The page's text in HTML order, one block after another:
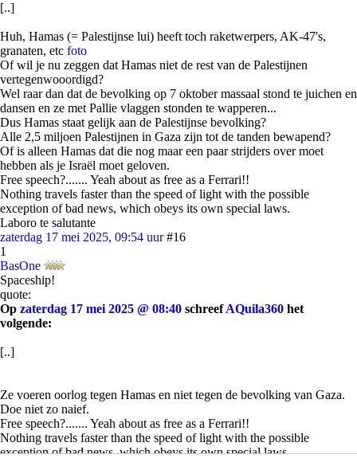
[..]
Huh, Hamas (= Palestijnse lui) heeft toch raketwerpers, AK-47's,
granaten, etc foto
Of wil je nu zeggen dat Hamas niet de rest van de Palestijnen
vertegenwooordigd?
Wel raar dan dat de bevolking op 7 oktober massaal stond te juichen en
dansen en ze met Pallie vlaggen stonden te wapperen...
Dus Hamas staat gelijk aan de Palestijnse bevolking?
Alle 2,5 miljoen Palestijnen in Gaza zijn tot de tanden bewapend?
Of is alleen Hamas dat die nog maar een paar strijders over moet
hebben als je Israël moet geloven.
Free speech?....... Yeah about as free as a Ferrari!!
Nothing travels faster than the speed of light with the possible
exception of bad news, which obeys its own special laws.
Laboro te salutante
zaterdag 17 mei 2025, 09:54 uur #16
1
BasOne
Spaceship!
quote:
Op zaterdag 17 mei 2025 @ 08:40 schreefAQuila360 het
volgende:
[..]
Ze voeren oorlog tegen Hamas en niet tegen de bevolking van Gaza.
Doe niet zo naief.
Free speech?....... Yeah about as free as a Ferrari!!
Nothing travels faster than the speed of light with the possible
exception of bad news, which obeys its own special laws.